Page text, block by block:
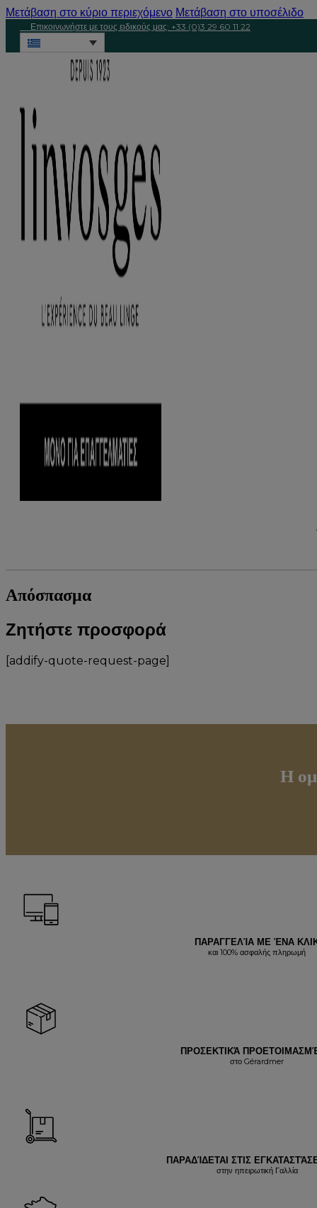
Μετάβαση στο κύριο περιεχόμενο Μετάβαση στο υποσέλιδο
Επικοινωνήστε με τους ειδικούς μας: +33 (0)3 29 60 11 22
Απόσπασμα
Ζητήστε προσφορά
[addify-quote-request-page]
Η
ΠΑΡΑΓΓΕΛΊΑ ΜΕ ΈΝΑ
και 100% ασφαλής πληρωμή
ΠΡΟΣΕΚΤΙΚΆ
στο Gérardmer
ΠΑΡΑΔΊΔΕΤΑΙ ΣΤΙΣ
στην ηπειρωτική Γαλλία